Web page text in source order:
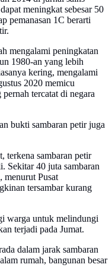
meningkat sebesar 50
pemanasan 1C berarti
mengalami peningkatan
1980-an yang lebih
kering, mengalami
2020 memicu
tercatat di negara
bukti sambaran petir juga
terkena sambaran petir
Sekitar 40 juta sambaran
menurut Pusat
tersambar kurang
warga untuk melindungi
terjadi pada Jumat.
dalam jarak sambaran
rumah, bangunan besar